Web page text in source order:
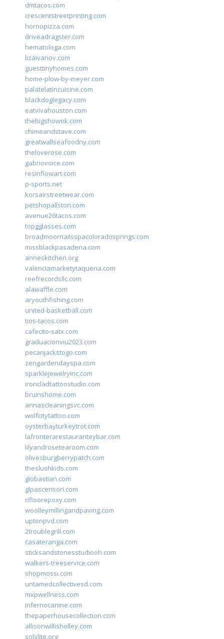
dmtacos.com
crescentstreetprinting.com
hornopizza.com
driveadragster.com
hematologa.com
lizaivanov.com
guesttinyhomes.com
home-plow-by-meyer.com
palatelatincuisine.com
blackdoglegacy.com
eatvivahouston.com
thebigshowok.com
chimeandstave.com
greatwallseafoodny.com
theloverose.com
gabriovoice.com
resinflowart.com
p-sports.net
korsairstreetwear.com
petshopallston.com
avenue26tacos.com
topgglasses.com
broadmoornailsspacoloradosprings.com
missblackpasadena.com
anneskitchen.org
valenciamarketytaqueria.com
reefrecordsllc.com
alawaffle.com
aryouthfishing.com
united-basketball.com
tios-tacos.com
cafecito-satx.com
graduacionviu2023.com
pecanjackstogo.com
zengardendayspa.com
sparklejewelryinc.com
ironcladtattoostudio.com
bruinshome.com
annascleaningsvc.com
wolfcitytattoo.com
oysterbayturkeytrot.com
lafronterarestauranteybar.com
lilyandrosetearoom.com
olivesburgberrypatch.com
theslushkids.com
giobastian.com
glpascensori.com
rifloorepoxy.com
woolleymillingandpaving.com
uptonpvd.com
2troublegrill.com
casateranga.com
sticksandstonesstudiooh.com
walkers-treeservice.com
shopmossi.com
untamedcollectivesd.com
mxpwellness.com
infernocanine.com
thepaperhousecollection.com
allisonwillisholley.com
solslite.org